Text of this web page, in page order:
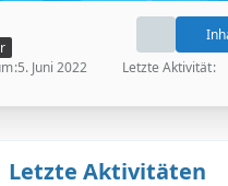
5. Juni 2022
Letzte Aktivität
Letzte Aktivitäten